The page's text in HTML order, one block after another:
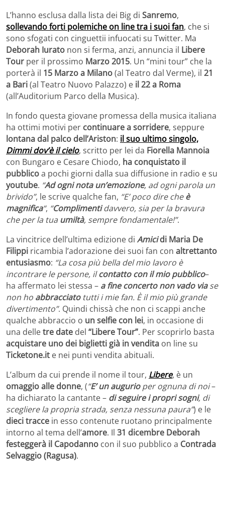
L’hanno esclusa dalla lista dei Big di Sanremo,
sollevando forti polemiche on line tra i suoi fan, che si
sono sfogati con cinguettii infuocati su Twitter. Ma
Deborah Iurato non si ferma, anzi, annuncia il Libere
Tour per il prossimo Marzo 2015. Un “mini tour” che la
porterà il 15 Marzo a Milano(al Teatro dal Verme), il 21
a Bari(al Teatro Nuovo Palazzo) e il 22 a Roma
(all’Auditorium Parco della Musica).
In fondo questa giovane promessa della musica italiana
ha ottimi motivi per continuare a sorridere, seppure
lontana dal palco dell’Ariston: il suo ultimo singolo,
Dimmi dov’è il cielo, scritto per lei da Fiorella Mannoia
con Bungaro e Cesare Chiodo, ha conquistato il
pubblicoa pochi giorni dalla sua diffusione in radio e su
youtube. “Ad ogni nota un’emozione, ad ogni parola un
brivido”, le scrive qualche fan, “E’ poco dire cheè
magnifica“, “Complimentidavvero, sia per la bravura
che per la tua umiltà, sempre fondamentale!”.
La vincitrice dell’ultima edizione di Amicidi Maria De
Filippi ricambia l’adorazione dei suoi fan con altrettanto
entusiasmo: “La cosa più bella del mio lavoro è
incontrare le persone, ilcontatto con il mio pubblico–
ha affermato lei stessa – a fine concerto non vado viase
non ho abbracciatotutti i mie fan. È il mio più grande
divertimento”. Quindi chissà che non ci scappi anche
qualche abbraccio o un selfie con lei, in occasione di
una delletre date del “Libere Tour”. Per scoprirlo basta
acquistare uno dei biglietti già in vendita on line su
Ticketone.it e nei punti vendita abituali.
L’album da cui prende il nome il tour, Libere, è un
omaggio alle donne, (“E’ un augurioper ognuna di noi–
ha dichiarato la cantante – di seguire i propri sogni, di
scegliere la propria strada, senza nessuna paura”) e le
dieci tracce in esso contenute ruotano principalmente
intorno al tema dell’amore. Il 31 dicembre Deborah
festeggerà il Capodanno con il suo pubblico a Contrada
Selvaggio (Ragusa).